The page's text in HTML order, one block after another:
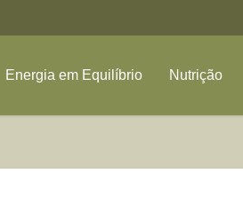
Energia em Equilíbrio Nutrição